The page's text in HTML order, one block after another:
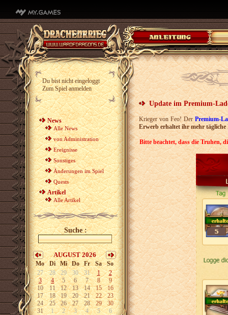
Du bist nicht eingeloggt
Zum Spiel anmelden
News
Alle News
von Administration
Ereignisse
Sonstiges
Änderungen im Spiel
Quests
Artikel
Alle Artikel
Suche :
AUGUST 2026
Mo Di Mi Do Fr Sa
So
27
28 29 30 31 1
2
3
4 5 6 7 8
9
10
11 12 13 14 15
16
17
18 19 20 21 22
23
24
25 26 27 28 29
30
31
1 2 3 4 5 6
Update im Premium-
Krieger von Feo! DerPremium-
Erwerb erhaltet ihr mehr
Bitte beachtet, dass die Truhen,